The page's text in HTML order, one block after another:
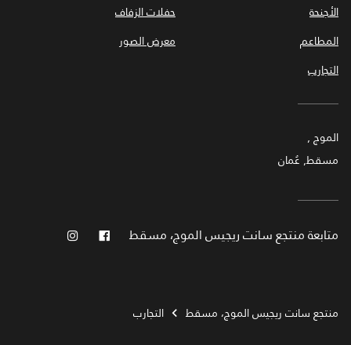
الأجنحة
المطاعم
التجارب
حفلات الزفاف
معرض الصور
الموج ,
مسقط, عُمان
متابعةمنتجع سانت ريجيس الموج، مسقط فيس بوك
منتجع سانت ريجيس الموج، مسقط التجارب